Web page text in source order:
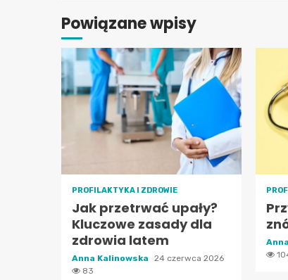
Powiązane wpisy
PROFILAKTYKA I ZDROWIE
Jak przetrwać upały?
Kluczowe zasady dla
zdrowia latem
Anna Kalinowska
24 czerwca 2026
83